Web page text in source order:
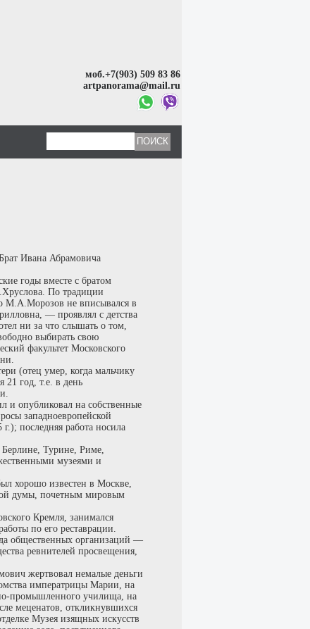
моб.+7(903) 509 83 86
artpanorama@mail.ru
Ивана Абрамовича
годы вместе с братом
По традиции
М.А.Морозов не вписывался в
— проявлял с детства
ни за что слышать о том,
выбирать свою
факультет Московского
(отец умер, когда мальчику
21 год, т.е. в день
и опубликовал на собственные
западноевропейской
последняя работа носила
Турине, Риме,
музеями и
хорошо известен в Москве,
думы, почетным мировым
Кремля, занимался
по его реставрации.
общественных организаций —
ревнителей просвещения,
жертвовал немалые деньги
императрицы Марии, на
промышленного училища, на
меценатов, откликнувшихся
Музея изящных искусств